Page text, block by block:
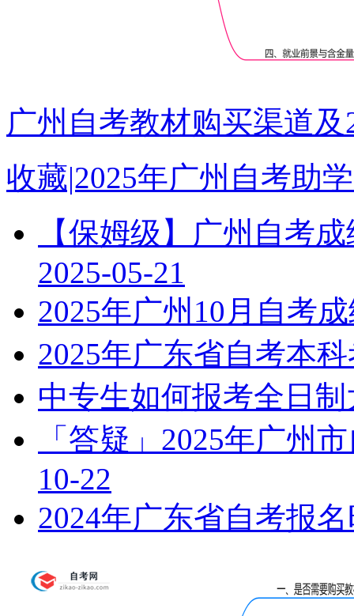
广州自考教材购买渠道
收藏|2025年广州自考助
【保姆级】广州自考
2025-05-21
2025年广州10月自考
2025年广东省自考本
中专生如何报考全日
「答疑」2025年广州
10-22
2024年广东省自考报